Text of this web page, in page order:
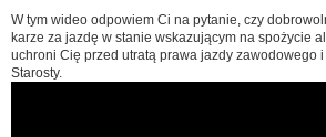
W tym wideo odpowiem Ci na pytanie, czy
karze za jazdę w stanie wskazującym na spożycie
uchroni Cię przed utratą prawa jazdy zawodowego
Starosty.